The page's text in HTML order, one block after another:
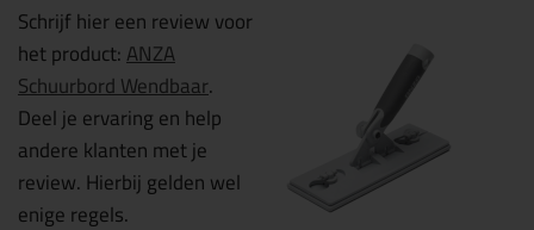
Schrijf hier een review voor
het product:ANZA
Schuurbord Wendbaar.
Deel je ervaring en help
andere klanten met je
review. Hierbij gelden wel
enige regels.